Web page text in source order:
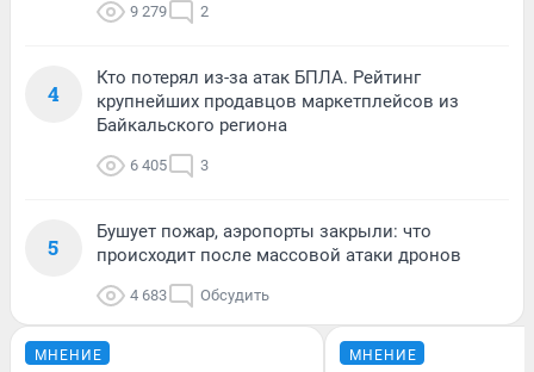
9 279 2
4
Кто потерял из-за атак БПЛА. Рейтинг
крупнейших продавцов маркетплейсов из
Байкальского региона
6 405 3
5
Бушует пожар, аэропорты закрыли: что
происходит после массовой атаки дронов
4 683 Обсудить
МНЕНИЕ МНЕНИЕ